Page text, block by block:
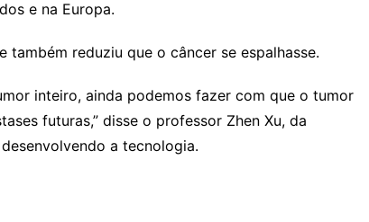
e na Europa.
e também reduziu que o câncer se espalhasse.
inteiro, ainda podemos fazer com que o tumor
futuras,” disse o professor Zhen Xu, da
a tecnologia.